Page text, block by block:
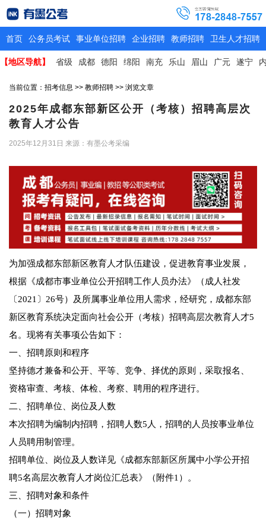
首页 公务员考试 事业单位招聘 企业招聘 教师招聘 卫生人才招聘
【地区导航】 省级 成都 德阳 绵阳 南充 乐山 眉山 广元 遂宁
当前位置： 招考信息 >> 教师招聘 >> 浏览文章
2025年成都东部新区公开（考核）招聘高层次
教育人才公告
2025年12月31日 来源：有墨公考采编
为加强成都东部新区教育人才队伍建设，促进教育事业发展，
根据《成都市事业单位公开招聘工作人员办法》（成人社发
〔2021〕26号）及所属事业单位用人需求，经研究，成都东部
新区教育系统决定面向社会公开（考核）招聘高层次教育人才5
名。现将有关事项公告如下：
一、招聘原则和程序
坚持德才兼备和公开、平等、竞争、择优的原则，采取报名、
资格审查、考核、体检、考察、聘用的程序进行。
二、招聘单位、岗位及人数
本次招聘为编制内招聘，招聘人数5人，招聘的人员按事业单位
人员聘用制管理。
招聘单位、岗位及人数详见《成都东部新区所属中小学公开招
聘5名高层次教育人才岗位汇总表》（附件1）。
三、招聘对象和条件
（一）招聘对象